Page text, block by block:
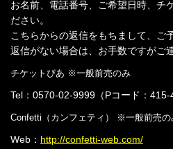
お名前、電話番号、ご希望日時、チ
ださい。
こちらからの返信をもちまして、ご
返信がない場合は、お手数ですがご
チケットぴあ ※一般前売のみ
Tel：0570-02-9999（Pコード：415-
Confetti（カンフェティ） ※一般前売の
Web： http://confetti-web.com/